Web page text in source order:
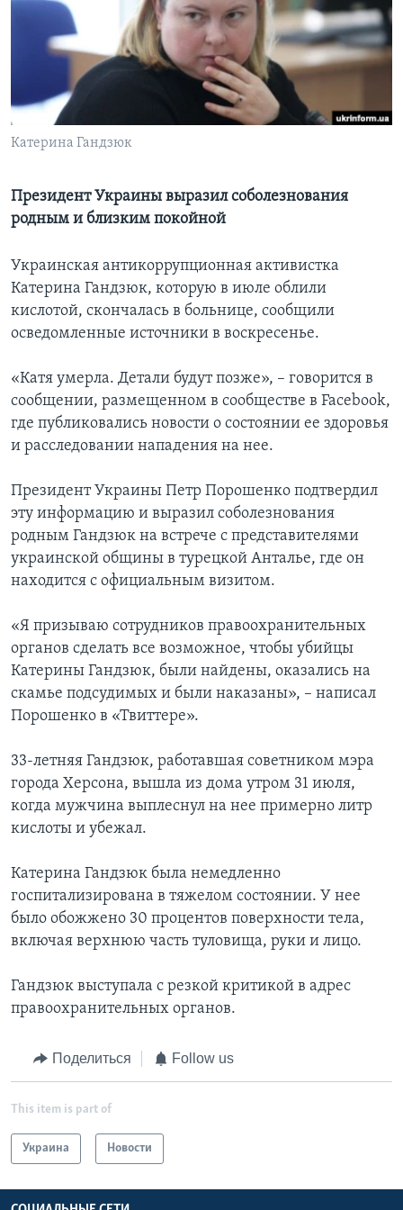
Learning English
СОЦИАЛЬНЫЕ СЕТИ
Катерина Гандзюк
Президент Украины выразил соболезнования
родным и близким покойной
Украинская антикоррупционная активистка
Катерина Гандзюк, которую в июле облили
кислотой, скончалась в больнице, сообщили
осведомленные источники в воскресенье.
«Катя умерла. Детали будут позже», – говорится в
сообщении, размещенном в сообществе в Facebook,
где публиковались новости о состоянии ее здоровья
и расследовании нападения на нее.
Президент Украины Петр Порошенко подтвердил
эту информацию и выразил соболезнования
родным Гандзюк на встрече с представителями
украинской общины в турецкой Анталье, где он
находится с официальным визитом.
«Я призываю сотрудников правоохранительных
органов сделать все возможное, чтобы убийцы
Катерины Гандзюк, были найдены, оказались на
скамье подсудимых и были наказаны», – написал
Порошенко в «Твиттере».
33-летняя Гандзюк, работавшая советником мэра
города Херсона, вышла из дома утром 31 июля,
когда мужчина выплеснул на нее примерно литр
кислоты и убежал.
Катерина Гандзюк была немедленно
госпитализирована в тяжелом состоянии. У нее
было обожжено 30 процентов поверхности тела,
включая верхнюю часть туловища, руки и лицо.
Гандзюк выступала с резкой критикой в адрес
правоохранительных органов.
Поделиться Follow us
This item is part of
Украина Новости